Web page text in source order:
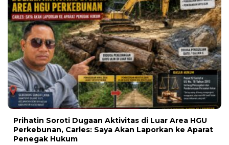
Prihatin Soroti Dugaan Aktivitas di Luar Area HGU
Perkebunan, Carles: Saya Akan Laporkan ke Aparat
Penegak Hukum